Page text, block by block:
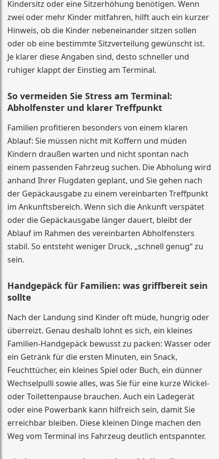
Kindersitz oder eine Sitzerhöhung benötigen. Wenn
zwei oder mehr Kinder mitfahren, hilft auch ein kurzer
Hinweis, ob die Kinder nebeneinander sitzen sollen
oder ob eine bestimmte Sitzverteilung gewünscht ist.
Je klarer diese Angaben sind, desto schneller und
ruhiger klappt der Einstieg am Terminal.
So vermeiden Sie Stress am Terminal:
Abholfenster und klarer Treffpunkt
Familien profitieren besonders von einem klaren
Ablauf: Sie müssen nicht mit Koffern und müden
Kindern draußen warten und nicht spontan nach
einem passenden Fahrzeug suchen. Die Abholung wird
anhand Ihrer Flugdaten geplant, und Sie gehen nach
der Gepäckausgabe zu einem vereinbarten Treffpunkt
im Ankunftsbereich. Wenn sich die Ankunft verspätet
oder die Gepäckausgabe länger dauert, bleibt der
Ablauf im Rahmen des vereinbarten Abholfensters
stabil. So entsteht weniger Druck, „schnell genug“ zu
sein.
Handgepäck für Familien: was griffbereit sein
sollte
Nach der Landung sind Kinder oft müde, hungrig oder
überreizt. Genau deshalb lohnt es sich, ein kleines
Familien-Handgepäck bewusst zu packen: Wasser oder
ein Getränk für die ersten Minuten, ein Snack,
Feuchttücher, ein kleines Spiel oder Buch, ein dünner
Wechselpulli sowie alles, was Sie für eine kurze Wickel-
oder Toilettenpause brauchen. Auch ein Ladegerät
oder eine Powerbank kann hilfreich sein, damit Sie
erreichbar bleiben. Diese kleinen Dinge machen den
Weg vom Terminal ins Fahrzeug deutlich entspannter.